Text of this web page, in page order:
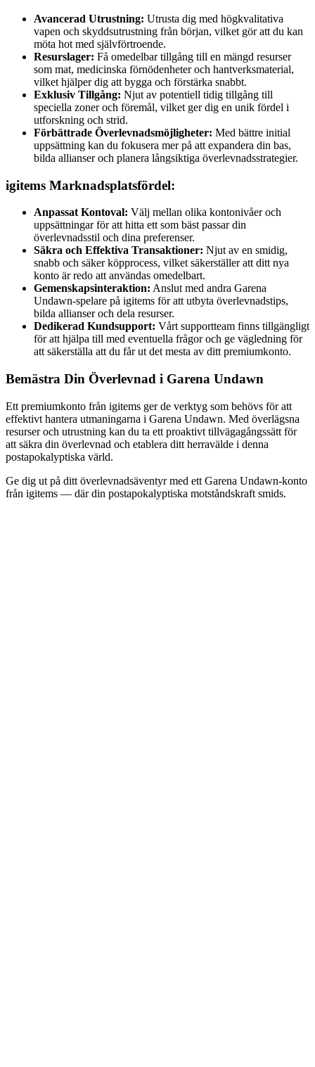
Avancerad Utrustning: Utrusta dig med högkvalitativa
vapen och skyddsutrustning från början, vilket gör att du kan
möta hot med självförtroende.
Resurslager: Få omedelbar tillgång till en mängd resurser
som mat, medicinska förnödenheter och hantverksmaterial,
vilket hjälper dig att bygga och förstärka snabbt.
Exklusiv Tillgång: Njut av potentiell tidig tillgång till
speciella zoner och föremål, vilket ger dig en unik fördel i
utforskning och strid.
Förbättrade Överlevnadsmöjligheter: Med bättre initial
uppsättning kan du fokusera mer på att expandera din bas,
bilda allianser och planera långsiktiga överlevnadsstrategier.
igitems Marknadsplatsfördel:
Anpassat Kontoval: Välj mellan olika kontonivåer och
uppsättningar för att hitta ett som bäst passar din
överlevnadsstil och dina preferenser.
Säkra och Effektiva Transaktioner: Njut av en smidig,
snabb och säker köpprocess, vilket säkerställer att ditt nya
konto är redo att användas omedelbart.
Gemenskapsinteraktion: Anslut med andra Garena
Undawn-spelare på igitems för att utbyta överlevnadstips,
bilda allianser och dela resurser.
Dedikerad Kundsupport: Vårt supportteam finns tillgängligt
för att hjälpa till med eventuella frågor och ge vägledning för
att säkerställa att du får ut det mesta av ditt premiumkonto.
Bemästra Din Överlevnad i Garena Undawn
Ett premiumkonto från igitems ger de verktyg som behövs för att
effektivt hantera utmaningarna i Garena Undawn. Med överlägsna
resurser och utrustning kan du ta ett proaktivt tillvägagångssätt för
att säkra din överlevnad och etablera ditt herravälde i denna
postapokalyptiska värld.
Ge dig ut på ditt överlevnadsäventyr med ett Garena Undawn-konto
från igitems — där din postapokalyptiska motståndskraft smids.